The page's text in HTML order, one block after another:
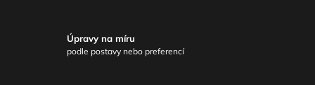
Úpravy na míru
podle postavy nebo preferencí